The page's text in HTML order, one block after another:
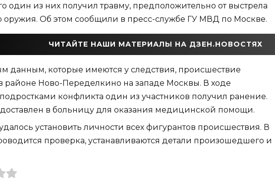
один из них получил травму, предположительно от выстрела
оружия. Об этом сообщили в пресс-службе ГУ МВД по Москве.
ЧИТАЙТЕ НАШИ МАТЕРИАЛЫ НА ДЗЕН.НОВОСТЯХ
данным, которые имеются у следствия, происшествие
районе Ново-Переделкино на западе Москвы. В ходе
конфликта один из участников получил ранение.
в больницу для оказания медицинской помощи.
установить личности всех фигурантов происшествия. В
проверка, устанавливаются детали произошедшего и